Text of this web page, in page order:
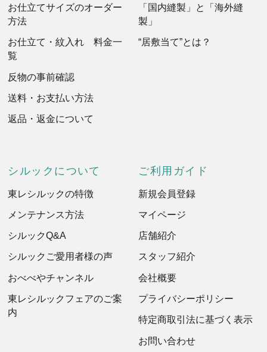
お仕立てサイズのオーダー
方法
お仕立て・紋入れ 料金一
覧
反物の事前確認
送料・お支払い方法
返品・返金について
「国内縫製」と「海外縫
製」
“居敷当て”とは？
シルックについて
東レシルックの特徴
メンテナンス方法
シルックQ&A
シルックご愛用者様の声
おべべやチャンネル
東レシルックフェアのご案
内
ご利用ガイド
新規会員登録
マイページ
店舗紹介
スタッフ紹介
会社概要
プライバシーポリシー
特定商取引法に基づく表示
お問い合わせ